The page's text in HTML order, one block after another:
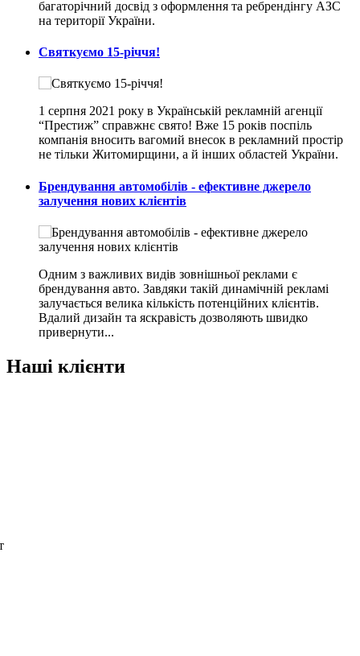
багаторічний досвід з оформлення та ребрендінгу АЗС
на території України.
Святкуємо 15-річчя!
1 серпня 2021 року в Українській рекламній агенції
“Престиж” справжнє свято! Вже 15 років поспіль
компанія вносить вагомий внесок в рекламний простір
не тільки Житомирщини, а й інших областей України.
Брендування автомобілів - ефективне джерело
залучення нових клієнтів
Одним з важливих видів зовнішньої реклами є
брендування авто. Завдяки такій динамічній рекламі
залучається велика кількість потенційних клієнтів.
Вдалий дизайн та яскравість дозволяють швидко
привернути...
Наші клієнти